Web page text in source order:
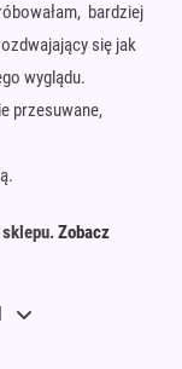
bardziej
się jak
wyglądu.
przesuwane,
sklepu.Zobacz